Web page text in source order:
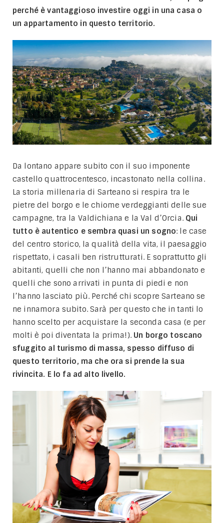
perché è vantaggioso investire oggi in una casa o
un appartamento in questo territorio.
Da lontano appare subito con il suo imponente
castello quattrocentesco, incastonato nella collina.
La storia millenaria di Sarteano si respira tra le
pietre del borgo e le chiome verdeggianti delle sue
campagne, tra la Valdichiana e la Val d’Orcia. Qui
tutto è autentico e sembra quasi un sogno: le case
del centro storico, la qualità della vita, il paesaggio
rispettato, i casali ben ristrutturati. E soprattutto gli
abitanti, quelli che non l’hanno mai abbandonato e
quelli che sono arrivati in punta di piedi e non
l’hanno lasciato più. Perché chi scopre Sarteano se
ne innamora subito. Sarà per questo che in tanti lo
hanno scelto per acquistare la seconda casa (e per
molti è poi diventata la prima!).Un borgo toscano
sfuggito al turismo di massa, spesso diffuso di
questo territorio, ma che ora si prende la sua
rivincita. E lo fa ad alto livello.